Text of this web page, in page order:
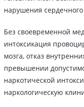
нарушения
Без своевременной
интоксикация
мозга, отказ
превышении
наркотической
наркологическую